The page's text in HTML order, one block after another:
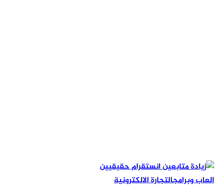
العاب وبرامجالتجارة الالكترونية